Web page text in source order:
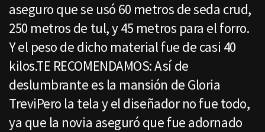
aseguro que se usó 60 metros de seda crud,
250 metros de tul, y 45 metros para el forro.
Y el peso de dicho material fue de casi 40
kilos.TE RECOMENDAMOS: Así de
deslumbrante es la mansión de Gloria
TreviPero la tela y el diseñador no fue todo,
ya que la novia aseguró que fue adornado